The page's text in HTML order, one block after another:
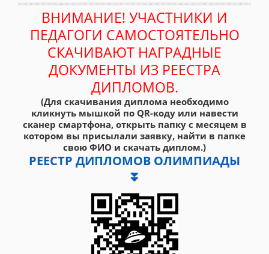
ВНИМАНИЕ! УЧАСТНИКИ И
ПЕДАГОГИ САМОСТОЯТЕЛЬНО
СКАЧИВАЮТ НАГРАДНЫЕ
ДОКУМЕНТЫ ИЗ РЕЕСТРА
ДИПЛОМОВ.
(Для скачивания диплома необходимо
кликнуть мышкой по QR-коду или навести
сканер смартфона, открыть папку с месяцем в
котором вы присылали заявку, найти в папке
свою ФИО и скачать диплом.)
РЕЕСТР ДИПЛОМОВ ОЛИМПИАДЫ
⏬